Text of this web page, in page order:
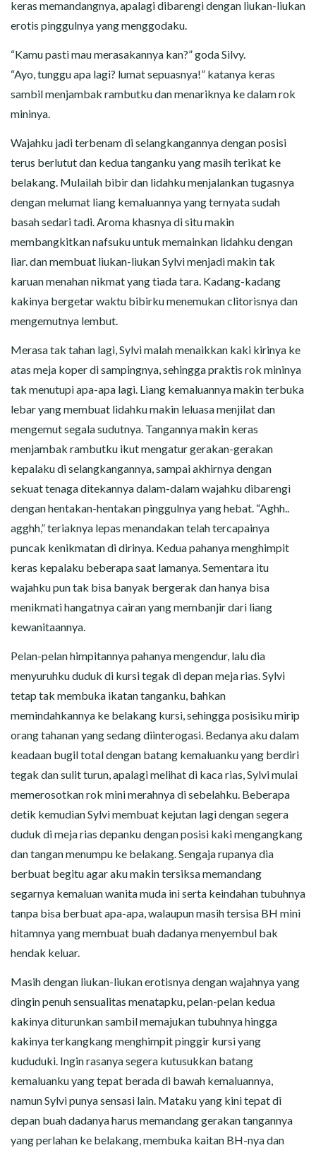
keras memandangnya, apalagi dibarengi dengan liukan-liukan
erotis pinggulnya yang menggodaku.
“Kamu pasti mau merasakannya kan?” goda Silvy.
“Ayo, tunggu apa lagi? lumat sepuasnya!” katanya keras
sambil menjambak rambutku dan menariknya ke dalam rok
mininya.
Wajahku jadi terbenam di selangkangannya dengan posisi
terus berlutut dan kedua tanganku yang masih terikat ke
belakang. Mulailah bibir dan lidahku menjalankan tugasnya
dengan melumat liang kemaluannya yang ternyata sudah
basah sedari tadi. Aroma khasnya di situ makin
membangkitkan nafsuku untuk memainkan lidahku dengan
liar. dan membuat liukan-liukan Sylvi menjadi makin tak
karuan menahan nikmat yang tiada tara. Kadang-kadang
kakinya bergetar waktu bibirku menemukan clitorisnya dan
mengemutnya lembut.
Merasa tak tahan lagi, Sylvi malah menaikkan kaki kirinya ke
atas meja koper di sampingnya, sehingga praktis rok mininya
tak menutupi apa-apa lagi. Liang kemaluannya makin terbuka
lebar yang membuat lidahku makin leluasa menjilat dan
mengemut segala sudutnya. Tangannya makin keras
menjambak rambutku ikut mengatur gerakan-gerakan
kepalaku di selangkangannya, sampai akhirnya dengan
sekuat tenaga ditekannya dalam-dalam wajahku dibarengi
dengan hentakan-hentakan pinggulnya yang hebat. “Aghh..
agghh,” teriaknya lepas menandakan telah tercapainya
puncak kenikmatan di dirinya. Kedua pahanya menghimpit
keras kepalaku beberapa saat lamanya. Sementara itu
wajahku pun tak bisa banyak bergerak dan hanya bisa
menikmati hangatnya cairan yang membanjir dari liang
kewanitaannya.
Pelan-pelan himpitannya pahanya mengendur, lalu dia
menyuruhku duduk di kursi tegak di depan meja rias. Sylvi
tetap tak membuka ikatan tanganku, bahkan
memindahkannya ke belakang kursi, sehingga posisiku mirip
orang tahanan yang sedang diinterogasi. Bedanya aku dalam
keadaan bugil total dengan batang kemaluanku yang berdiri
tegak dan sulit turun, apalagi melihat di kaca rias, Sylvi mulai
memerosotkan rok mini merahnya di sebelahku. Beberapa
detik kemudian Sylvi membuat kejutan lagi dengan segera
duduk di meja rias depanku dengan posisi kaki mengangkang
dan tangan menumpu ke belakang. Sengaja rupanya dia
berbuat begitu agar aku makin tersiksa memandang
segarnya kemaluan wanita muda ini serta keindahan tubuhnya
tanpa bisa berbuat apa-apa, walaupun masih tersisa BH mini
hitamnya yang membuat buah dadanya menyembul bak
hendak keluar.
Masih dengan liukan-liukan erotisnya dengan wajahnya yang
dingin penuh sensualitas menatapku, pelan-pelan kedua
kakinya diturunkan sambil memajukan tubuhnya hingga
kakinya terkangkang menghimpit pinggir kursi yang
kududuki. Ingin rasanya segera kutusukkan batang
kemaluanku yang tepat berada di bawah kemaluannya,
namun Sylvi punya sensasi lain. Mataku yang kini tepat di
depan buah dadanya harus memandang gerakan tangannya
yang perlahan ke belakang, membuka kaitan BH-nya dan